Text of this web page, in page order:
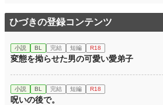
ひづきの登録コンテンツ
小説 BL 完結 短編 R18
変態を拗らせた男の可愛い愛弟子
小説 BL 完結 短編 R18
呪いの後で。